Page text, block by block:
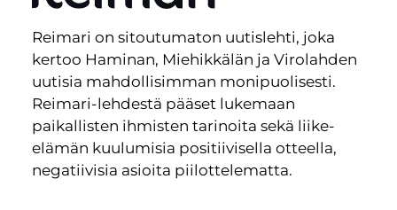
Reimari on sitoutumaton uutislehti, joka
kertoo Haminan, Miehikkälän ja Virolahden
uutisia mahdollisimman monipuolisesti.
Reimari-lehdestä pääset lukemaan
paikallisten ihmisten tarinoita sekä liike-
elämän kuulumisia positiivisella otteella,
negatiivisia asioita piilottelematta.